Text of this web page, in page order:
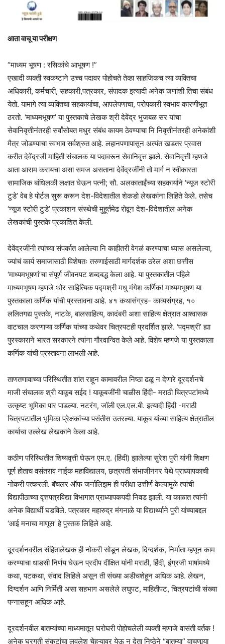
आता वाचू या परीक्षण
“माध्यम भूषण : रसिकांचे आभूषण !”
एखादी व्यक्ती स्वकष्टाने उच्च पदावर पोहोचते तेव्हा साहजिकच त्या व्यक्तिचा
अधिकारी, कर्मचारी, सहकारी,पत्रकार, संपादक इत्यादी अनेक जणांशी तिचा संबंध
येतो. यामागे त्या व्यक्तिचा सहकार्याचा, आपलेपणाचा, परोपकारी स्वभाव कारणीभूत
ठरतो. ‘माध्यमभूषण’ या पुस्तकाचे लेखक श्री देवेंद्र भुजबळ सर यांचा
सेवानिवृत्तीनंतरही सर्वांसोबत मधुर संबंध कायम ठेवण्याचा नि निवृत्तीनंतरही अनेकांशी
मैत्र जोडण्याचा स्वभाव सर्वश्रुत आहे. लहानपणापासून अत्यंत खडतर प्रवास
करीत देवेंद्रजी माहिती संचालक या पदावरून सेवानिवृत्त झाले. सेवानिवृत्ती म्हणजे
आता आराम करायचा असा समज असताना देवेंद्रजींनी तो मार्ग न स्वीकारता
सामाजिक बांधिलकी लक्षात घेऊन पत्नी; सौ.‌ अलकाताईंच्या सहकार्याने ‘न्यूज स्टोरी
टुडे’ वेब हे पोर्टल सुरू करून देश-विदेशातील शेकडो लेखकांना लिहिते केले. तसेच
‘न्यूज स्टोरी टुडे’ प्रकाशन संस्थेची मुहूर्तमेढ रोवून देश-विदेशातील अनेक
लेखकांची पुस्तके प्रकाशित केली.
देवेंद्रजींनी त्यांच्या संपर्कात आलेल्या नि काहीतरी वेगळं करण्याचा ध्यास असलेल्या,
ज्यांचं कार्य समाजासाठी विशेषतः तरुणाईसाठी मार्गदर्शक ठरेल अशा छत्तीस
‘माध्यमभूषणां’चा संपूर्ण जीवनपट शब्दबद्ध केला आहे. या पुस्तकातील पहिले
माध्यमभूषण म्हणजे थोर साहित्यिक पद्मश्री मधु मंगेश कर्णिक! माध्यमभूषण या
पुस्तकाला कर्णिक यांची प्रस्तावना आहे. ४१ कथासंग्रह- काव्यसंग्रह, १०
ललितगद्य पुस्तके, नाटके, बालसाहित्य, कादंबरी अशा साहित्य क्षेत्रात आश्वासक
वाटचाल करणाऱ्या कर्णिक यांच्या कथेवर चित्रपटही प्रदर्शित झाले. ‘पद्मश्री’ ह्या
पुरस्काराने भारत सरकारने त्यांना गौरवान्वित केले आहे. विशेष म्हणजे या पुस्तकाला
कर्णिक यांची प्रस्तावना लाभली आहे.
ताणतणावाच्या परिस्थितीत शांत राहून कामावरील निष्ठा ढळू न देणारे दूरदर्शनचे
माजी संचालक श्री याकूब सईद !‌ याकूबजींनी चाळीस हिंदी- मराठी चित्रपटांमध्ये
उत्कृष्ट भूमिका पार पाडल्या.‌ नटरंग, जॉली एल.एल.बी. इत्यादी हिंदी -मराठी
चित्रपटातील भूमिका प्रेक्षकांच्या पसंतीस उतरल्या. याकूब यांच्या साहित्य क्षेत्रातील
कार्याचा उल्लेख लेखकाने केला आहे.
कठीण परिस्थितीत शिष्यवृत्ती घेऊन एम.ए. (हिंदी) झालेल्या सुरेश पुरी यांनी शिक्षण
पूर्ण होताच वसंतराव नाईक महाविद्यालय, छत्रपती संभाजीनगर येथे प्राध्यापकाची
नोकरी पत्करली. बॅचलर ऑफ जर्नालिझम ही परीक्षा उत्तीर्ण केल्यामुळे त्यांची
विद्यापीठाच्या वृत्तपत्रविद्या विभागात प्राध्यापकपदी निवड झाली. या काळात त्यांनी
अनेक विद्यार्थी घडविले. पत्रकार महारुद्र मंगनाळे या विद्यार्थ्याने पुरी यांच्याबद्दल
‘आई मनाचा माणूस’ हे पुस्तक लिहिले आहे.
दूरदर्शनवरील संहितालेखक ही नोकरी सोडून लेखक, दिग्दर्शक, निर्माता म्हणून काम
करण्याचा धाडसी निर्णय घेऊन प्रदीप दीक्षित यांनी मराठी, हिंदी, इंग्रजी भाषांमध्ये
कथा, पटकथा, संवाद लिहिले असून ती संख्या अडीचशेहून अधिक आहे. लेखन,
दिग्दर्शन आणि निर्मिती असा सहभाग असलेले लघुपट, माहितीपट, चित्रपटांची संख्या
पन्नासहून अधिक आहे.
दूरदर्शनवील बातम्यांच्या माध्यमातून घरोघरी पोहोचलेली व्यक्ती म्हणजे वासंती वर्तक !
अनेक घरगुती संकटांचा लवलेश चेहऱ्यावर येऊ न देता निष्ठेने “बातम्या” वाचणार्‍या